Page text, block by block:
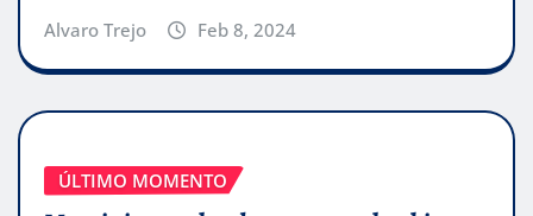
Alvaro Trejo Feb 8, 2024
ÚLTIMO MOMENTO